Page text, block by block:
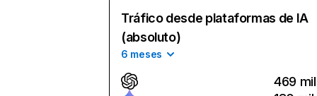
Tráfico desde plataformas de IA
(absoluto)
6 meses
469 mil